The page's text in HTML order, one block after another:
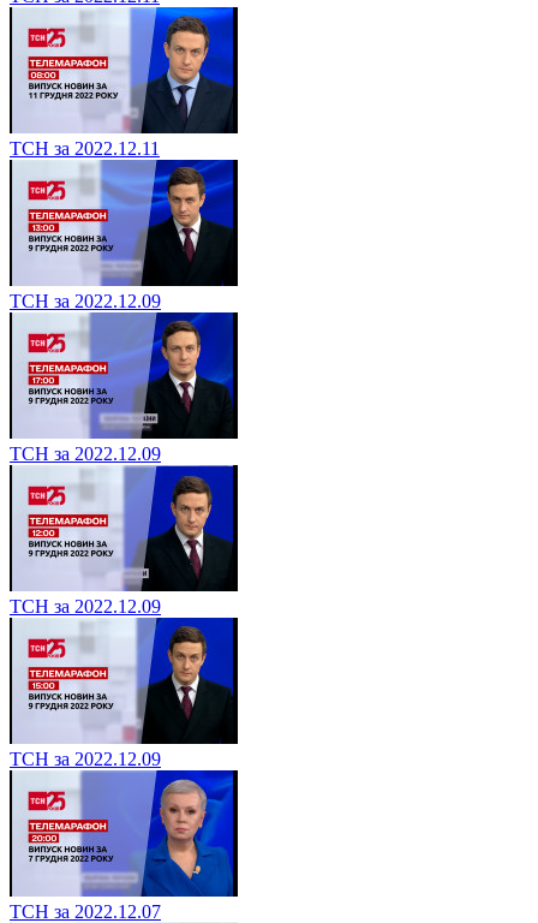
ТСН за 2022.12.11
ТСН за 2022.12.09
ТСН за 2022.12.09
ТСН за 2022.12.09
ТСН за 2022.12.09
ТСН за 2022.12.07